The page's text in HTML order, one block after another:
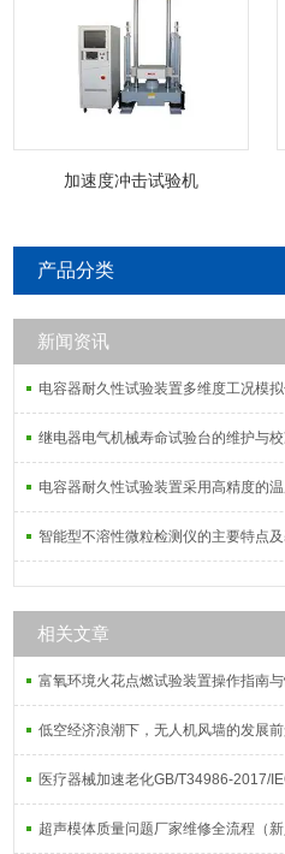
加速度冲击试验机
产品分类
新闻资讯
电容器耐久性试验装置多维度工况模
继电器电气机械寿命试验台的维护与
电容器耐久性试验装置采用高精度的
智能型不溶性微粒检测仪的主要特点
相关文章
富氧环境火花点燃试验装置操作指南
低空经济浪潮下，无人机风墙的发展
医疗器械加速老化GB/T34986-2017/
超声模体质量问题厂家维修全流程（新